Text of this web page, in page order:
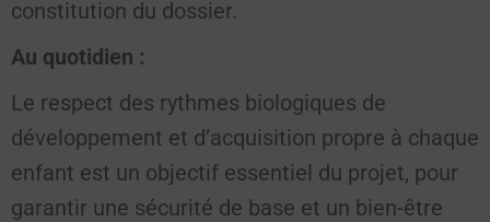
constitution du dossier.
Au quotidien :
Le respect des rythmes biologiques de
développement et d’acquisition propre à chaque
enfant est un objectif essentiel du projet, pour
garantir une sécurité de base et un bien-être